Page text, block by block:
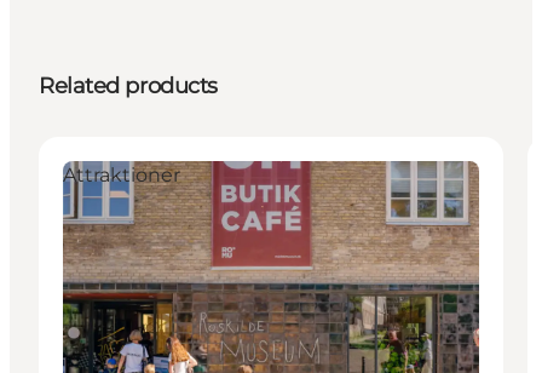
Related products
Attraktioner